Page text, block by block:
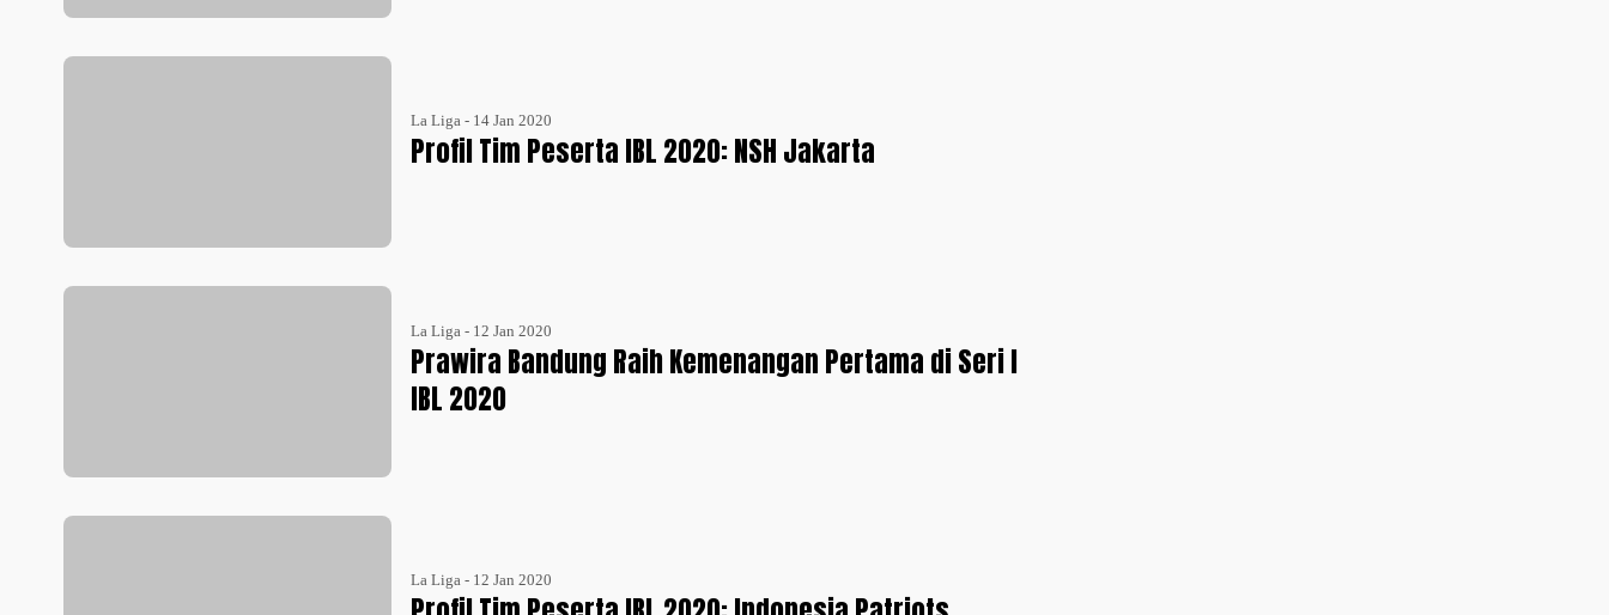
La Liga - 14 Jan 2020
Profil Tim Peserta IBL 2020: NSH Jakarta
La Liga - 12 Jan 2020
Prawira Bandung Raih Kemenangan Pertama di Seri I
IBL 2020
La Liga - 12 Jan 2020